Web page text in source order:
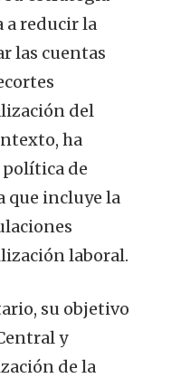
a reducir la
las cuentas
del
ha
de
que incluye la
laboral.
su objetivo
y
de la